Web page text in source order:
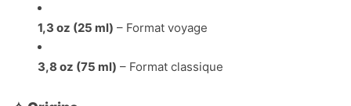
1,3 oz (25 ml) – Format voyage
3,8 oz (75 ml) – Format classique